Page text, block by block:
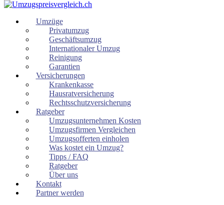
Umzüge
Privatumzug
Geschäftsumzug
Internationaler Umzug
Reinigung
Garantien
Versicherungen
Krankenkasse
Hausratversicherung
Rechtsschutzversicherung
Ratgeber
Umzugsunternehmen Kosten
Umzugsfirmen Vergleichen
Umzugsofferten einholen
Was kostet ein Umzug?
Tipps / FAQ
Ratgeber
Über uns
Kontakt
Partner werden